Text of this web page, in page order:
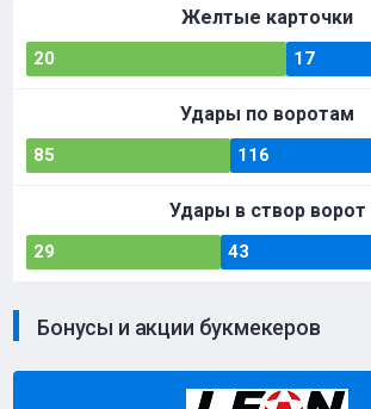
Желтые карточки
20 17
Удары по воротам
85 116
Удары в створ ворот
29 43
Бонусы и акции букмекеров